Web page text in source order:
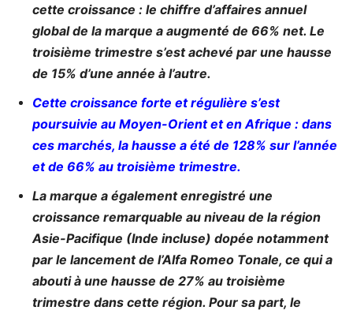
cette croissance : le chiffre d’affaires annuel
global de la marque a augmenté de 66% net. Le
troisième trimestre s’est achevé par une hausse
de 15% d’une année à l’autre.
Cette croissance forte et régulière s’est
poursuivie au Moyen-Orient et en Afrique : dans
ces marchés, la hausse a été de 128% sur l’année
et de 66% au troisième trimestre.
La marque a également enregistré une
croissance remarquable au niveau de la région
Asie-Pacifique (Inde incluse) dopée notamment
par le lancement de l’Alfa Romeo Tonale, ce qui a
abouti à une hausse de 27% au troisième
trimestre dans cette région. Pour sa part, le